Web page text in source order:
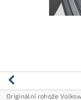
Originální rohože